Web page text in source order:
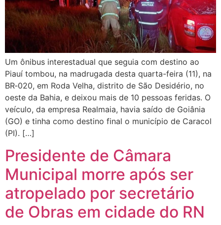
Um ônibus interestadual que seguia com destino ao
Piauí tombou, na madrugada desta quarta-feira (11), na
BR‑020, em Roda Velha, distrito de São Desidério, no
oeste da Bahia, e deixou mais de 10 pessoas feridas. O
veículo, da empresa Realmaia, havia saído de Goiânia
(GO) e tinha como destino final o município de Caracol
(PI). […]
Presidente de Câmara
Municipal morre após ser
atropelado por secretário
de Obras em cidade do RN